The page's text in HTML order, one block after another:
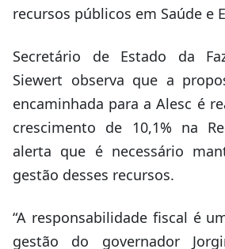
recursos públicos em Saúde e
Secretário de Estado da
Siewert observa que a
encaminhada para a Alesc é
crescimento de 10,1% na
alerta que é necessário
gestão desses recursos.
“A responsabilidade fiscal é
gestão do governador